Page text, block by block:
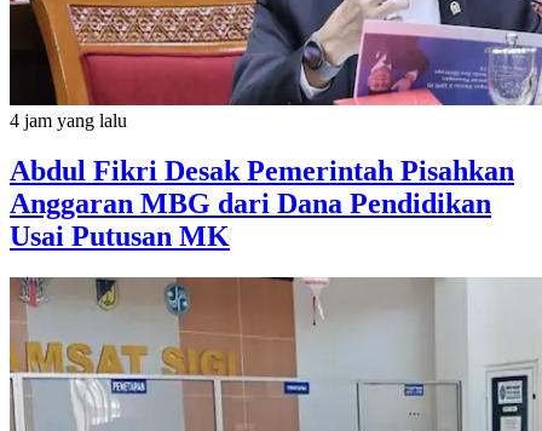
4 jam yang lalu
Abdul Fikri Desak Pemerintah Pisahkan
Anggaran MBG dari Dana Pendidikan
Usai Putusan MK